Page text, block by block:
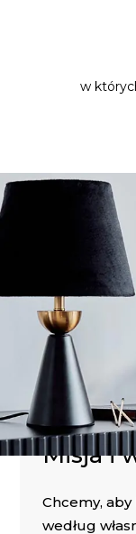
w
WIĘCEJ O NAS
Misja i
Chcemy,
według